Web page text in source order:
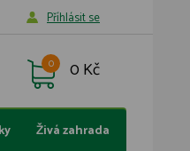
Příhlásit se
0 Kč
0
Živá zahrada